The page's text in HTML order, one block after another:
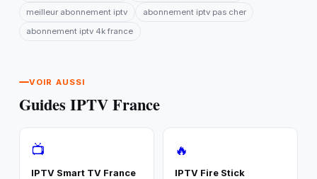
meilleur abonnement iptv
abonnement iptv pas cher
abonnement iptv 4k france
VOIR AUSSI
Guides IPTV France
📺
IPTV Smart TV France
🔥
IPTV Fire Stick